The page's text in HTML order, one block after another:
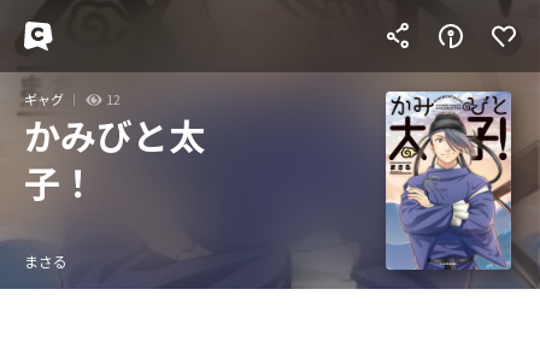
ギャグ 12
かみびと太
子！
まさる